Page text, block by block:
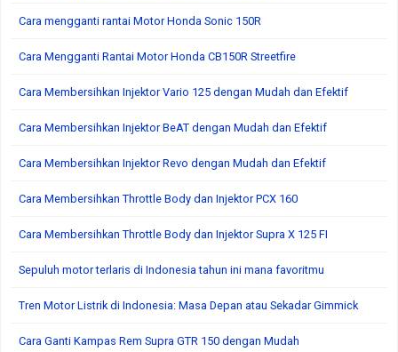
Cara mengganti rantai Motor Honda Sonic 150R
Cara Mengganti Rantai Motor Honda CB150R Streetfire
Cara Membersihkan Injektor Vario 125 dengan Mudah dan Efektif
Cara Membersihkan Injektor BeAT dengan Mudah dan Efektif
Cara Membersihkan Injektor Revo dengan Mudah dan Efektif
Cara Membersihkan Throttle Body dan Injektor PCX 160
Cara Membersihkan Throttle Body dan Injektor Supra X 125 FI
Sepuluh motor terlaris di Indonesia tahun ini mana favoritmu
Tren Motor Listrik di Indonesia: Masa Depan atau Sekadar Gimmick
Cara Ganti Kampas Rem Supra GTR 150 dengan Mudah